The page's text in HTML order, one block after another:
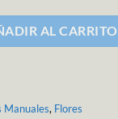
AL CARRITO
Manuales, Flores